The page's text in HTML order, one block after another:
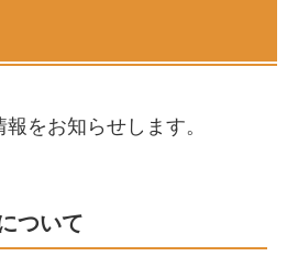
をお知らせします。
ついて